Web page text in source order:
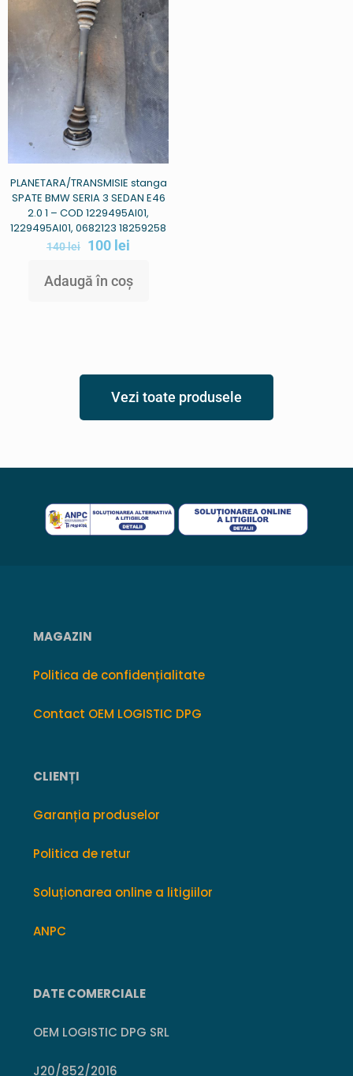
PLANETARA/TRANSMISIE stanga
SPATE BMW SERIA 3 SEDAN E46
2.0 1 – COD 1229495AI01,
1229495AI01, 0682123 18259258
140lei 100 lei
Adaugă în coș
Vezi toate produsele
MAGAZIN
Politica de confidențialitate
Contact OEM LOGISTIC DPG
CLIENȚI
Garanția produselor
Politica de retur
Soluționarea online a litigiilor
ANPC
DATE COMERCIALE
OEM LOGISTIC DPG SRL
J20/852/2016